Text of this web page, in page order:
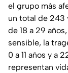
el grupo más
un total de 243
de 18 a 29
sensible, la
0 a 11 años y a
representan